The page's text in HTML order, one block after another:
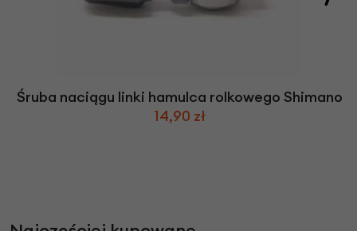
Śruba naciągu linki hamulca rolkowego Shimano
14,90 zł